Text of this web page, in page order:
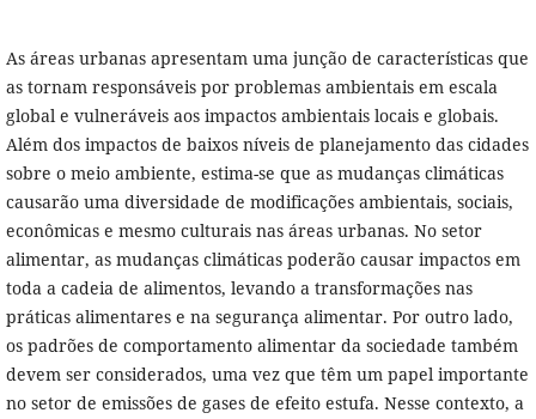
As áreas urbanas apresentam uma junção de características que
as tornam responsáveis por problemas ambientais em escala
global e vulneráveis aos impactos ambientais locais e globais.
Além dos impactos de baixos níveis de planejamento das cidades
sobre o meio ambiente, estima-se que as mudanças climáticas
causarão uma diversidade de modificações ambientais, sociais,
econômicas e mesmo culturais nas áreas urbanas. No setor
alimentar, as mudanças climáticas poderão causar impactos em
toda a cadeia de alimentos, levando a transformações nas
práticas alimentares e na segurança alimentar. Por outro lado,
os padrões de comportamento alimentar da sociedade também
devem ser considerados, uma vez que têm um papel importante
no setor de emissões de gases de efeito estufa. Nesse contexto, a